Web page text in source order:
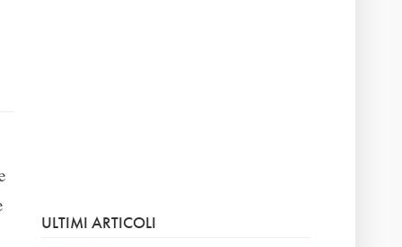
ULTIMI ARTICOLI